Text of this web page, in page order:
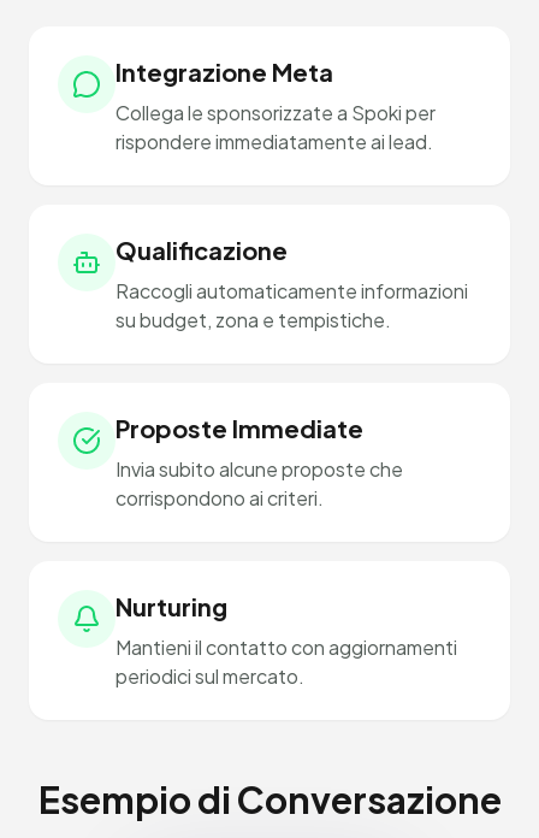
Integrazione Meta
Collega le sponsorizzate a Spoki per
rispondere immediatamente ai lead.
Qualificazione
Raccogli automaticamente informazioni
su budget, zona e tempistiche.
Proposte Immediate
Invia subito alcune proposte che
corrispondono ai criteri.
Nurturing
Mantieni il contatto con aggiornamenti
periodici sul mercato.
Esempio di Conversazione